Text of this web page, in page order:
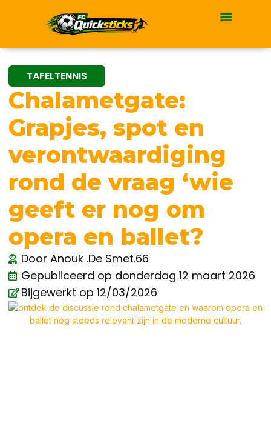
TAFELTENNIS
Chalametgate:
Grapjes, spot en
verontwaardiging
rond de vraag ‘wie
geeft er nog om
opera en ballet?
Door Anouk .De Smet.66
Gepubliceerd op donderdag 12 maart 2026
Bijgewerkt op 12/03/2026